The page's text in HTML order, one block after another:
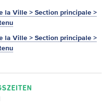
la Ville > Section principale >
la Ville > Section principale >